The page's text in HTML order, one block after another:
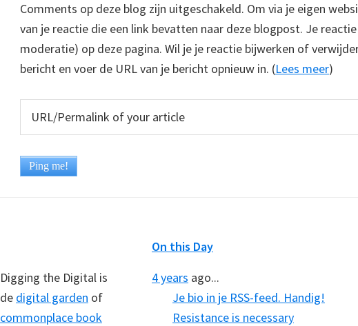
Comments op deze blog zijn uitgeschakeld. Om via je eigen
van je reactie die een link bevatten naar deze blogpost. Je
moderatie) op deze pagina. Wil je je reactie bijwerken of
bericht en voer de URL van je bericht opnieuw in. (Lees meer)
Digging the Digital is
de digital garden of
commonplace book
On this Day
4 years ago...
Je bio in je RSS-feed. Handig!
Resistance is necessary